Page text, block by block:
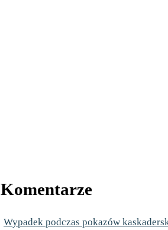
Komentarze
Wypadek podczas pokazów